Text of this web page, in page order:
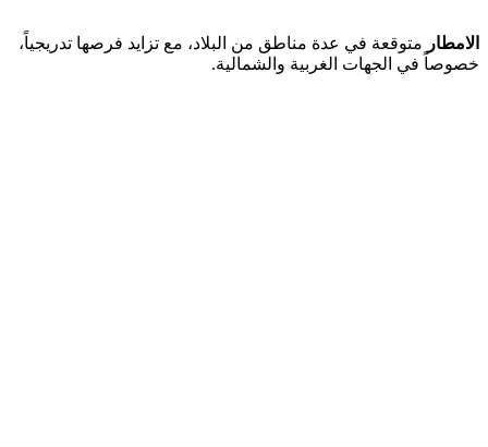
الامطار متوقعة في عدة مناطق من البلاد، مع تزايد فرصها تدريجياً،
خصوصاً في الجهات الغربية والشمالية.